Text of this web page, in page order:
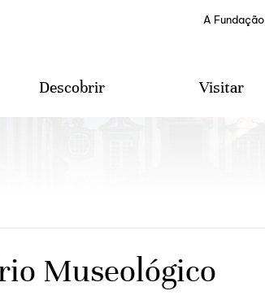
A Fundação
Descobrir Visitar
Museológico